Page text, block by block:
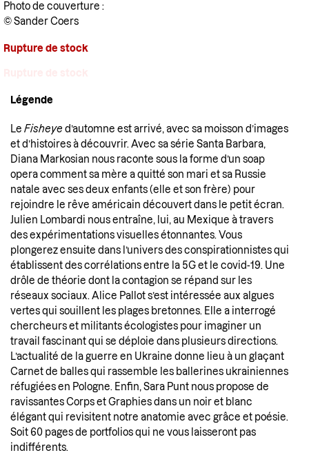
Photo de couverture :
© Sander Coers
Rupture de stock
Légende
Le Fisheye d’automne est arrivé, avec sa moisson d’images
et d’histoires à découvrir. Avec sa série Santa Barbara,
Diana Markosian nous raconte sous la forme d’un soap
opera comment sa mère a quitté son mari et sa Russie
natale avec ses deux enfants (elle et son frère) pour
rejoindre le rêve américain découvert dans le petit écran.
Julien Lombardi nous entraîne, lui, au Mexique à travers
des expérimentations visuelles étonnantes. Vous
plongerez ensuite dans l’univers des conspirationnistes qui
établissent des corrélations entre la 5G et le covid-19. Une
drôle de théorie dont la contagion se répand sur les
réseaux sociaux. Alice Pallot s’est intéressée aux algues
vertes qui souillent les plages bretonnes. Elle a interrogé
chercheurs et militants écologistes pour imaginer un
travail fascinant qui se déploie dans plusieurs directions.
L’actualité de la guerre en Ukraine donne lieu à un glaçant
Carnet de balles qui rassemble les ballerines ukrainiennes
réfugiées en Pologne. Enfin, Sara Punt nous propose de
ravissantes Corps et Graphies dans un noir et blanc
élégant qui revisitent notre anatomie avec grâce et poésie.
Soit 60 pages de portfolios qui ne vous laisseront pas
indifférents.